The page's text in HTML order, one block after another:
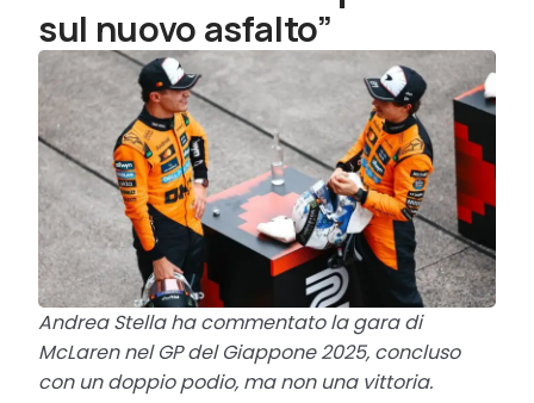
sul nuovo asfalto”
Andrea Stella ha commentato la gara di
McLaren nel GP del Giappone 2025, concluso
con un doppio podio, ma non una vittoria.